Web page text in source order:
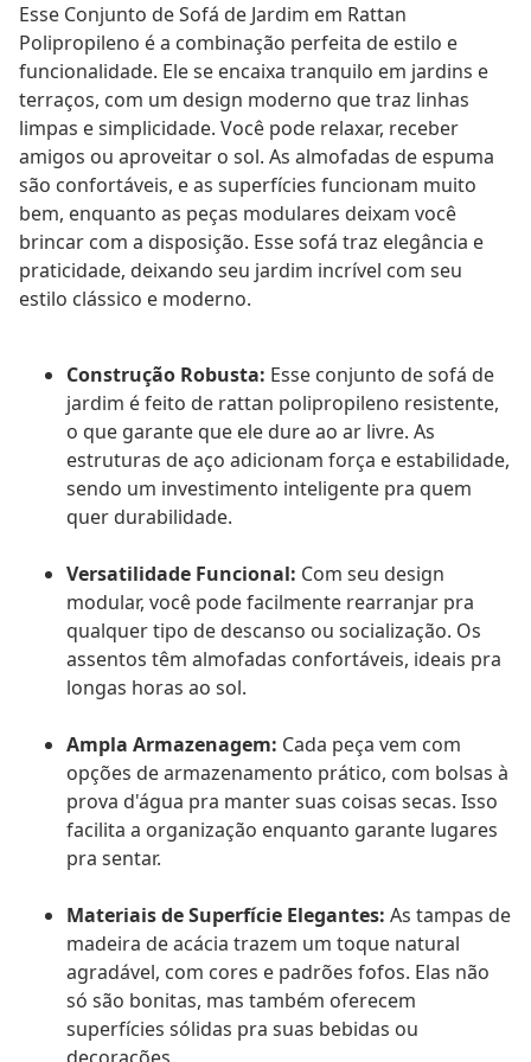
Esse Conjunto de Sofá de Jardim em Rattan
Polipropileno é a combinação perfeita de estilo e
funcionalidade. Ele se encaixa tranquilo em jardins e
terraços, com um design moderno que traz linhas
limpas e simplicidade. Você pode relaxar, receber
amigos ou aproveitar o sol. As almofadas de espuma
são confortáveis, e as superfícies funcionam muito
bem, enquanto as peças modulares deixam você
brincar com a disposição. Esse sofá traz elegância e
praticidade, deixando seu jardim incrível com seu
estilo clássico e moderno.
Construção Robusta: Esse conjunto de sofá de
jardim é feito de rattan polipropileno resistente,
o que garante que ele dure ao ar livre. As
estruturas de aço adicionam força e estabilidade,
sendo um investimento inteligente pra quem
quer durabilidade.
Versatilidade Funcional: Com seu design
modular, você pode facilmente rearranjar pra
qualquer tipo de descanso ou socialização. Os
assentos têm almofadas confortáveis, ideais pra
longas horas ao sol.
Ampla Armazenagem: Cada peça vem com
opções de armazenamento prático, com bolsas à
prova d'água pra manter suas coisas secas. Isso
facilita a organização enquanto garante lugares
pra sentar.
Materiais de Superfície Elegantes: As tampas de
madeira de acácia trazem um toque natural
agradável, com cores e padrões fofos. Elas não
só são bonitas, mas também oferecem
superfícies sólidas pra suas bebidas ou